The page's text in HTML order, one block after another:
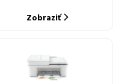
Zobraziť